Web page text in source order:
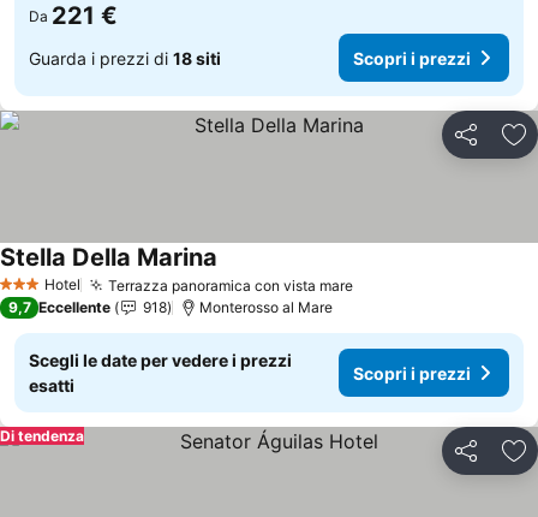
Da 221 €
Guarda i prezzi di 18 siti Scopri i prezzi
Condividi
3 StelleHotel Terrazza panoramica con vista mare
Stella Della Marina
9,7 Eccellente 918 Monterosso al Mare
Scegli le date per vedere i prezzi
esatti
Scopri i prezzi
Condividi
Di tendenza